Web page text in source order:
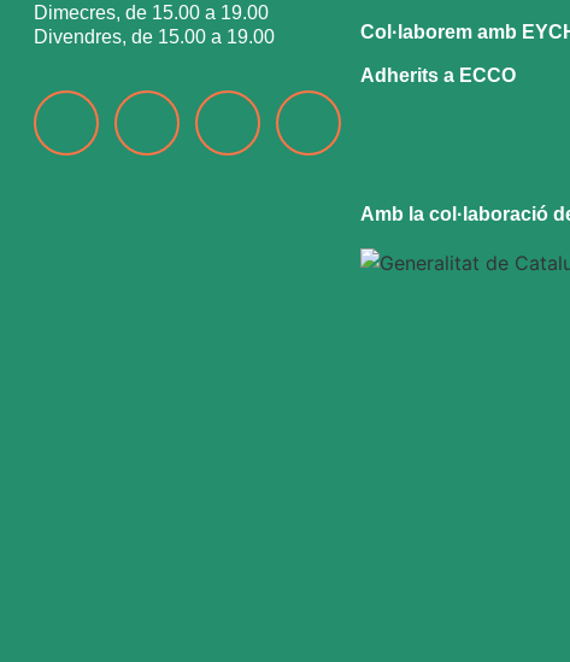
Dimecres, de 15.00 a 19.00
Divendres, de 15.00 a 19.00
Col·laborem amb
Adherits a ECCO
Amb la col·laboració